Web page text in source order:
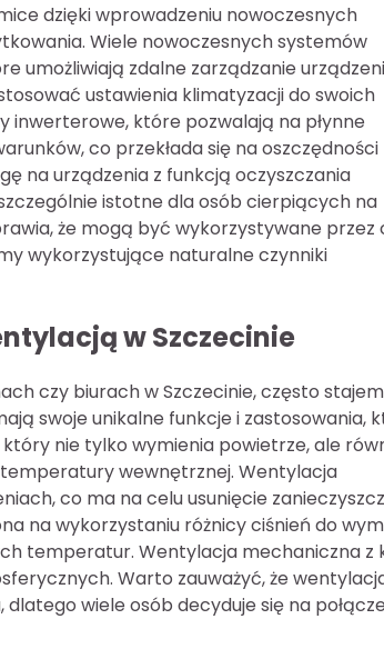
dzięki wprowadzeniu nowoczesnych
Wiele nowoczesnych systemów
umożliwiają zdalne zarządzanie
ustawienia klimatyzacji do swoich
inwerterowe, które pozwalają na płynne
co przekłada się na oszczędności
na urządzenia z funkcją oczyszczania
istotne dla osób cierpiących na
że mogą być wykorzystywane przez
wykorzystujące naturalne czynniki
w Szczecinie
czy biurach w Szczecinie, często
swoje unikalne funkcje i zastosowania,
nie tylko wymienia powietrze, ale
wewnętrznej. Wentylacja
co ma na celu usunięcie
na wykorzystaniu różnicy ciśnień do
temperatur. Wentylacja mechaniczna z
Warto zauważyć, że
wiele osób decyduje się na